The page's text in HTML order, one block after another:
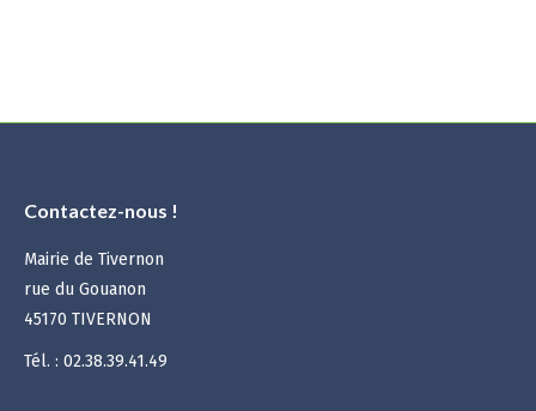
Contactez-nous !
Mairie de Tivernon
rue du Gouanon
45170 TIVERNON
Tél. : 02.38.39.41.49